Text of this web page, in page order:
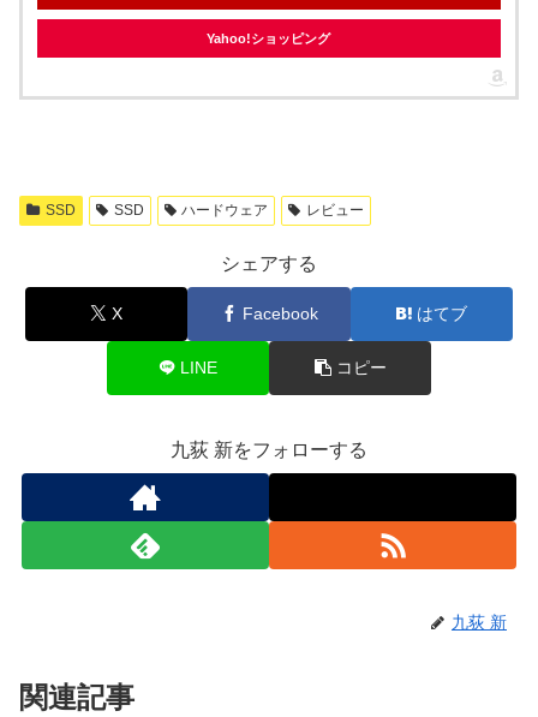
Yahoo!ショッピング
SSD SSD ハードウェア レビュー
シェアする
X Facebook はてブ
LINE コピー
九荻 新をフォローする
九荻 新
関連記事